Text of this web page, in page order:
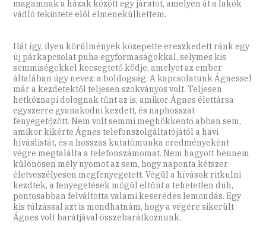
magamnak a házak között egy járatot, amelyen át a lakók
vádló tekintete elől elmenekülhettem.
Hát így, ilyen körülmények közepette ereszkedett ránk egy
új párkapcsolat puha egyformaságokkal, selymes kis
semmiségekkel kecsegtető ködje, amelyet az ember
általában úgy nevez: a boldogság. A kapcsolatunk Ágnessel
már a kezdetektől teljesen szokványos volt. Teljesen
hétköznapi dolognak tűnt az is, amikor Ágnes élettársa
egyszerre gyanakodni kezdett, és naphosszat
fenyegetőzött. Nem volt semmi meghökkentő abban sem,
amikor kikérte Ágnes telefonszolgáltatójától a havi
híváslistát, és a hosszas kutatómunka eredményeként
végre megtalálta a telefonszámomat. Nem hagyott bennem
különösen mély nyomot az sem, hogy naponta kétszer
életveszélyesen megfenyegetett. Végül a hívások ritkulni
kezdtek, a fenyegetések mögül eltűnt a tehetetlen düh,
pontosabban felváltotta valami keserédes lemondás. Egy
kis túlzással azt is mondhatnám, hogy a végére sikerült
Ágnes volt barátjával összebarátkoznunk.